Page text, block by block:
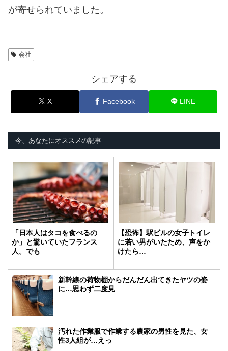
が寄せられていました。
会社
シェアする
X Facebook LINE
今、あなたにオススメの記事
「日本人はタコを食べるの
か」と驚いていたフランス
人。でも
【恐怖】駅ビルの女子トイレ
に若い男がいたため、声をか
けたら…
新幹線の荷物棚からだんだん出てきたヤツの姿
に…思わず二度見
汚れた作業服で作業する農家の男性を見た、女
性3人組が…えっ